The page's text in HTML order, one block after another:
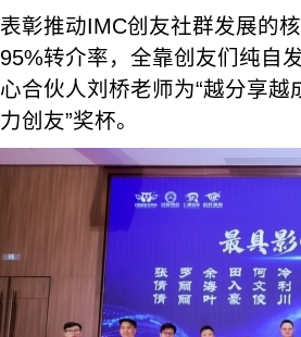
表彰推动IMC创友社群发展的
95%转介率，全靠创友们纯自
心合伙人刘桥老师为“越分享越
力创友”奖杯。